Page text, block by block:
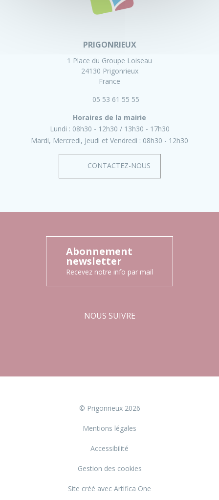
PRIGONRIEUX
1 Place du Groupe Loiseau
24130 Prigonrieux
France
05 53 61 55 55
Horaires de la mairie
Lundi : 08h30 - 12h30
13h30 - 17h30
Mardi, Mercredi, Jeudi et Vendredi : 08h30 - 12h30
CONTACTEZ-NOUS
Abonnement
newsletter
Recevez notre info par mail
NOUS SUIVRE
© Prigonrieux 2026
Mentions légales
Accessibilité
Gestion des cookies
Site créé avec Artifica One